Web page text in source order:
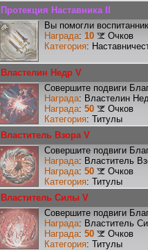
Протекция Наставника II
Вы помогли
Награда: 10
Очков
Категория:
Властелин Недр V
Совершите подвиги
Награда: Властелин
Награда: 50
Очков
Категория: Титулы
Властитель Взора V
Совершите подвиги
Награда: Властитель
Награда: 50
Очков
Категория: Титулы
Властитель Силы V
Совершите подвиги
Награда: Властитель
Награда: 50
Очков
Категория: Титулы